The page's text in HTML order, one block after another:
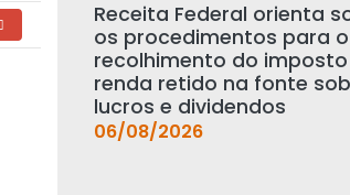
Receita Federal orienta
os procedimentos para o
recolhimento do
renda retido na fonte
lucros e dividendos
06/08/2026